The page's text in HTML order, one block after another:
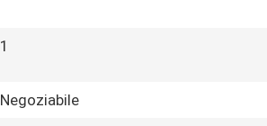
1
Negoziabile